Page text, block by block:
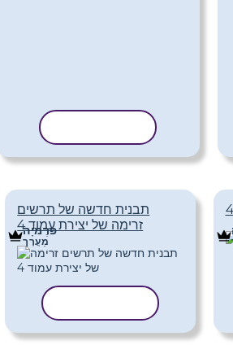
תבנית חדשה של תרשים
זרימה של יצירת עמוד 4
פּרֶמיָה
מַעֲרָך